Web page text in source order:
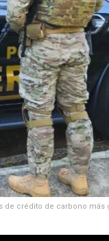
crédito de carbono más